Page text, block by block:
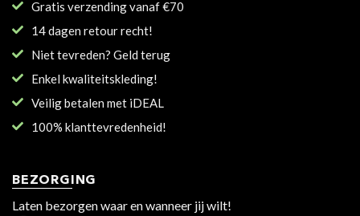
Gratis verzending vanaf €70
14 dagen retour recht!
Niet tevreden? Geld terug
Enkel kwaliteitskleding!
Veilig betalen met iDEAL
100% klanttevredenheid!
BEZORGING
Laten bezorgen waar en wanneer jij wilt!